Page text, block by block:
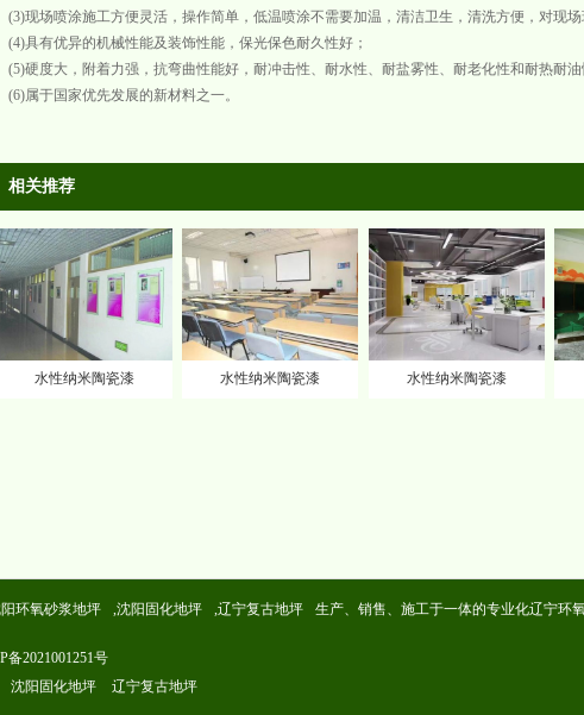
(3)现场喷涂施工方便灵活，操作简单，低温喷涂不需要加温，清洁卫生，清洗方便，对现
(4)具有优异的机械性能及装饰性能，保光保色耐久性好；
(5)硬度大，附着力强，抗弯曲性能好，耐冲击性、耐水性、耐盐雾性、耐老化性和耐热耐油
(6)属于国家优先发展的新材料之一。
相关推荐
水性纳米陶瓷漆 水性纳米陶瓷漆 水性纳米陶瓷漆
环氧砂浆地坪 ,沈阳固化地坪 ,辽宁复古地坪 生产、销售、施工于一体的专业化辽宁环
备2021001251号
沈阳固化地坪 辽宁复古地坪